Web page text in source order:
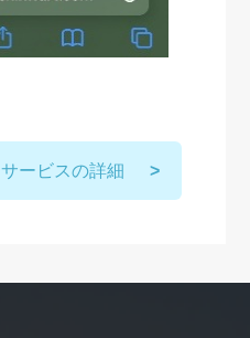
サービスの詳細